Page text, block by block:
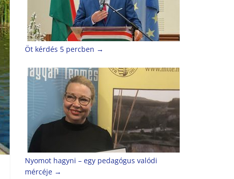
Öt kérdés 5 percben →
Nyomot hagyni – egy pedagógus valódi
mércéje →